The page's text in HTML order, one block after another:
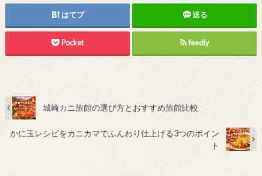
はてブ 送る
Pocket feedly
城崎カニ旅館の選び方とおすすめ旅館比較
かに玉レシピをカニカマでふんわり仕上げる3つのポイン
ト